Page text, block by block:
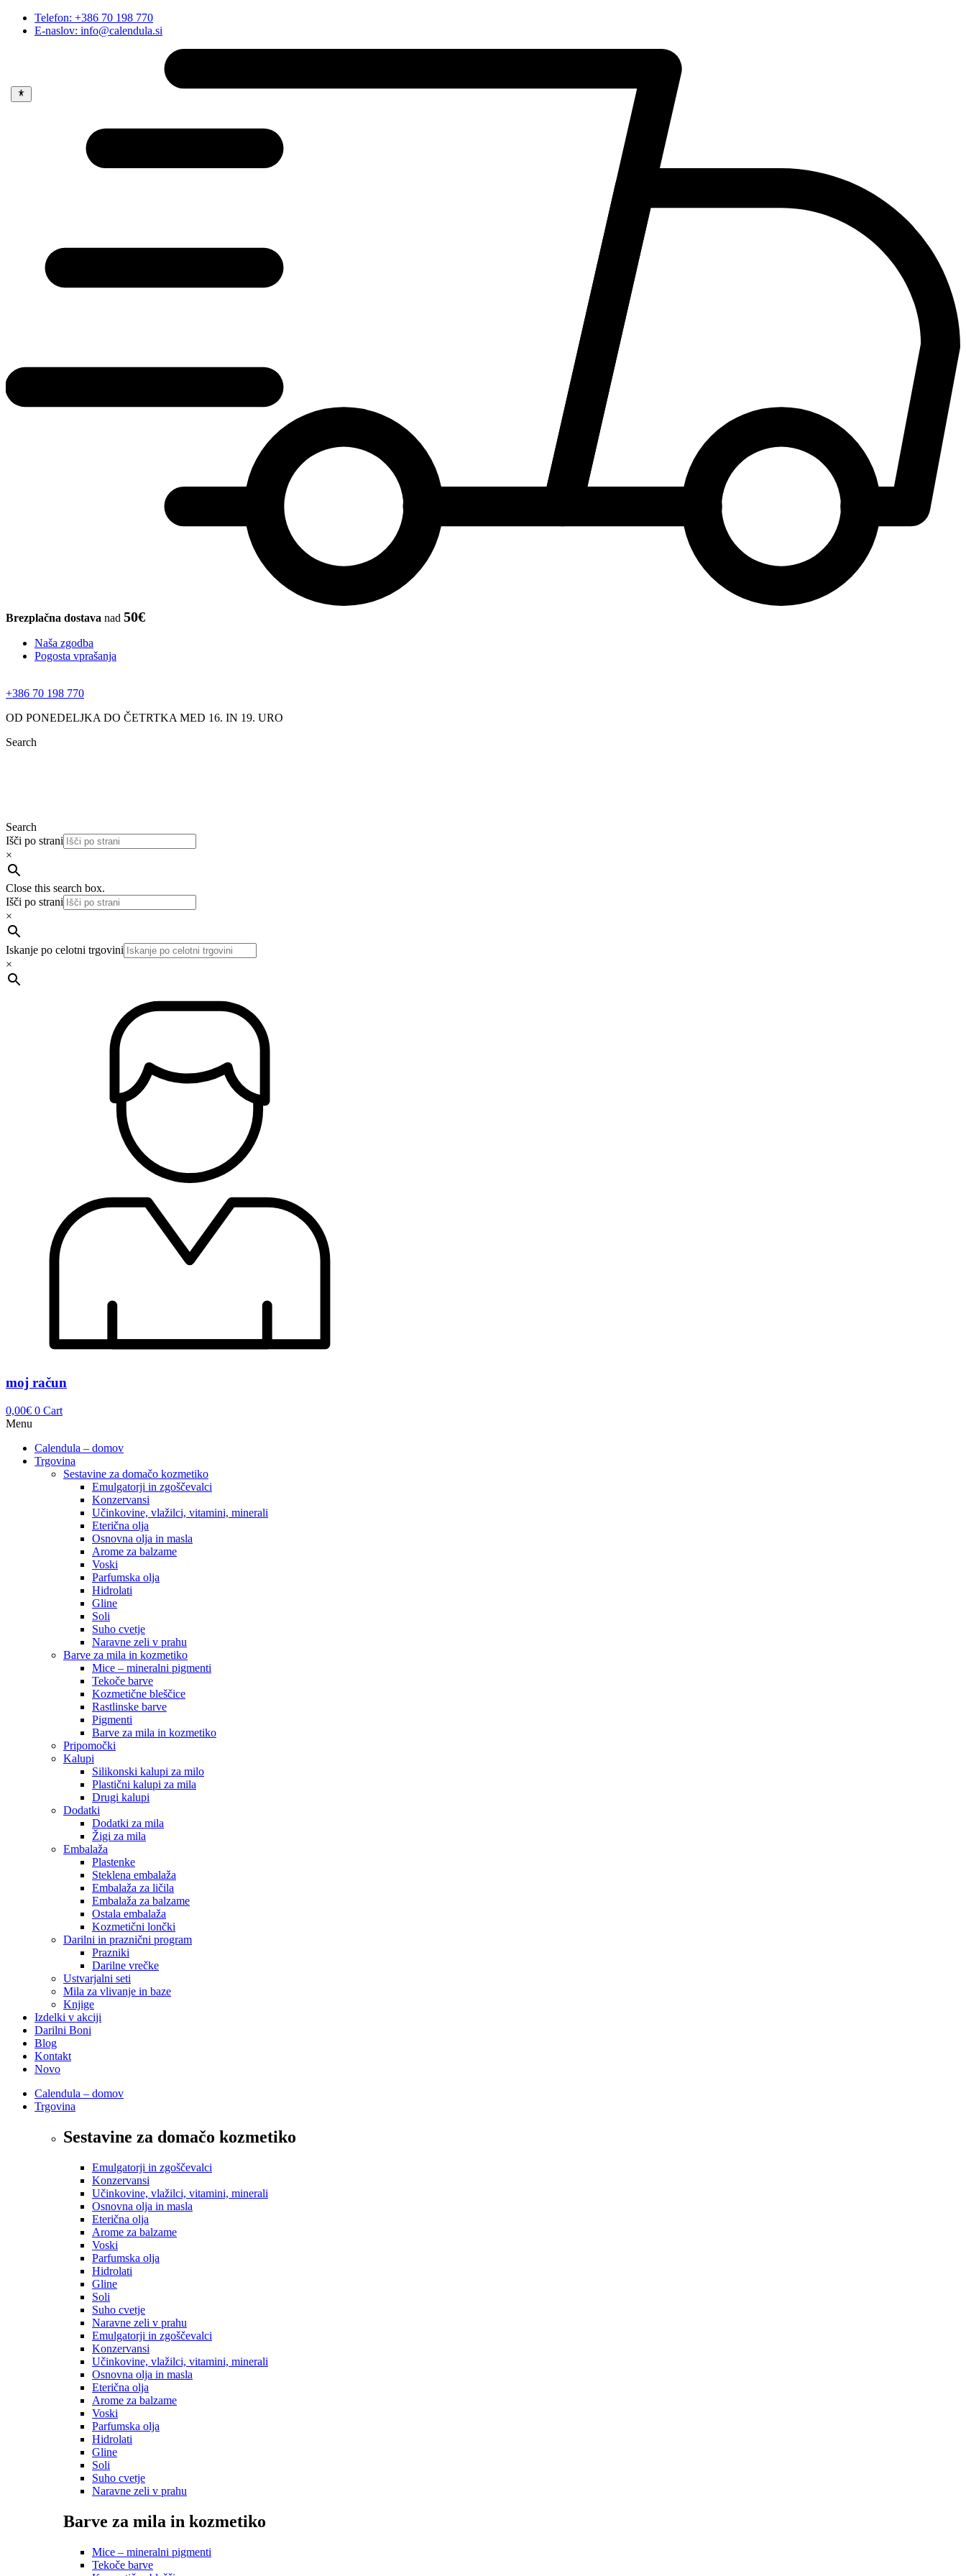
Telefon: +386 70 198 770
E-naslov: info@calendula.si
Brezplačna dostava nad 50€
Naša zgodba
Pogosta vprašanja
+386 70 198 770
OD PONEDELJKA DO ČETRTKA MED 16. IN 19. URO
Search
Search
Išči po strani
×
Close this search box.
Išči po strani
×
Iskanje po celotni trgovini
×
moj račun
0,00€ 0 Cart
Menu
Calendula – domov
Trgovina
Sestavine za domačo kozmetiko
Emulgatorji in zgoščevalci
Konzervansi
Učinkovine, vlažilci, vitamini, minerali
Eterična olja
Osnovna olja in masla
Arome za balzame
Voski
Parfumska olja
Hidrolati
Gline
Soli
Suho cvetje
Naravne zeli v prahu
Barve za mila in kozmetiko
Mice – mineralni pigmenti
Tekoče barve
Kozmetične bleščice
Rastlinske barve
Pigmenti
Barve za mila in kozmetiko
Pripomočki
Kalupi
Silikonski kalupi za milo
Plastični kalupi za mila
Drugi kalupi
Dodatki
Dodatki za mila
Žigi za mila
Embalaža
Plastenke
Steklena embalaža
Embalaža za ličila
Embalaža za balzame
Ostala embalaža
Kozmetični lončki
Darilni in praznični program
Prazniki
Darilne vrečke
Ustvarjalni seti
Mila za vlivanje in baze
Knjige
Izdelki v akciji
Darilni Boni
Blog
Kontakt
Novo
Calendula – domov
Trgovina
Sestavine za domačo kozmetiko
Emulgatorji in zgoščevalci
Konzervansi
Učinkovine, vlažilci, vitamini, minerali
Osnovna olja in masla
Eterična olja
Arome za balzame
Voski
Parfumska olja
Hidrolati
Gline
Soli
Suho cvetje
Naravne zeli v prahu
Emulgatorji in zgoščevalci
Konzervansi
Učinkovine, vlažilci, vitamini, minerali
Osnovna olja in masla
Eterična olja
Arome za balzame
Voski
Parfumska olja
Hidrolati
Gline
Soli
Suho cvetje
Naravne zeli v prahu
Barve za mila in kozmetiko
Mice – mineralni pigmenti
Tekoče barve